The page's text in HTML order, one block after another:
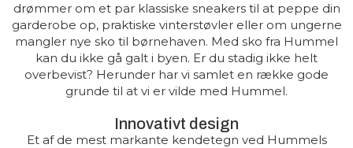
drømmer om et par klassiske sneakers til at peppe din
garderobe op, praktiske vinterstøvler eller om ungerne
mangler nye sko til børnehaven. Med sko fra Hummel
kan du ikke gå galt i byen. Er du stadig ikke helt
overbevist? Herunder har vi samlet en række gode
grunde til at vi er vilde med Hummel.
Innovativt design
Et af de mest markante kendetegn ved Hummels